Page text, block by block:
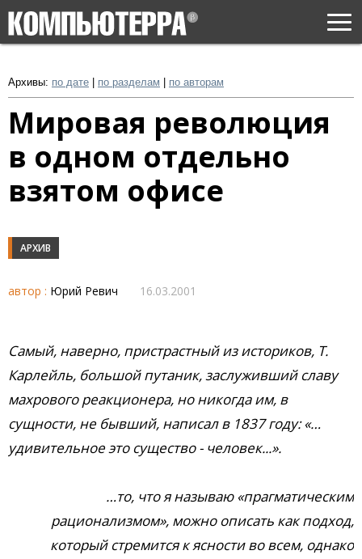
Архивы: по дате по разделам по авторам
Мировая революция
в одном отдельно
взятом офисе
АРХИВ
автор : Юрий Ревич 16.03.2001
Самый, наверно, пристрастный из историков, Т.
Карлейль, большой путаник, заслуживший славу
махрового реакционера, но никогда им, в
сущности, не бывший, написал в 1837 году: «…
удивительное это существо - человек...».
…то, что я называю «прагматическим
рационализмом», можно описать как подход,
который стремится к ясности во всем, однако